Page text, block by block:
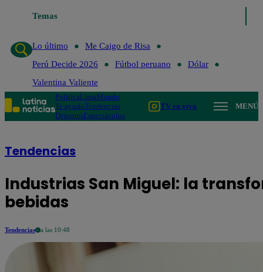
Temas
Lo último
Me Caigo de Risa
Perú Decide 2026
Fútbol peruano
Dólar
Valentina Valiente
PolíticaLimaMundo
Te ayudoTendencias
DeportesEspectáculos
TV en vivo MENÚ
Tendencias
Industrias San Miguel: la
bebidas
Tendencias a las 10:48